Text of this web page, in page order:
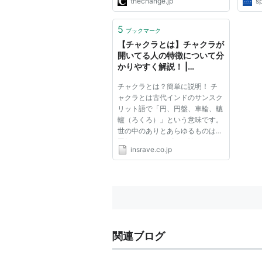
5 ブックマーク
【チャクラとは】チャクラが
開いてる人の特徴について分
かりやすく解説！ |
チャクラとは？簡単に説明！ チ
ャクラとは古代インドのサンスク
リット語で「円、円盤、車輪、轆
轤（ろくろ）」という意味です。
世の中のありとあらゆるものは、
回転するエネルギーの輪からでき
ていると、習った記憶はありませ
insrave.co.jp
関連ブログ